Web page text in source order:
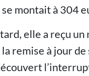
montait à 304
elle a reçu
remise à jour